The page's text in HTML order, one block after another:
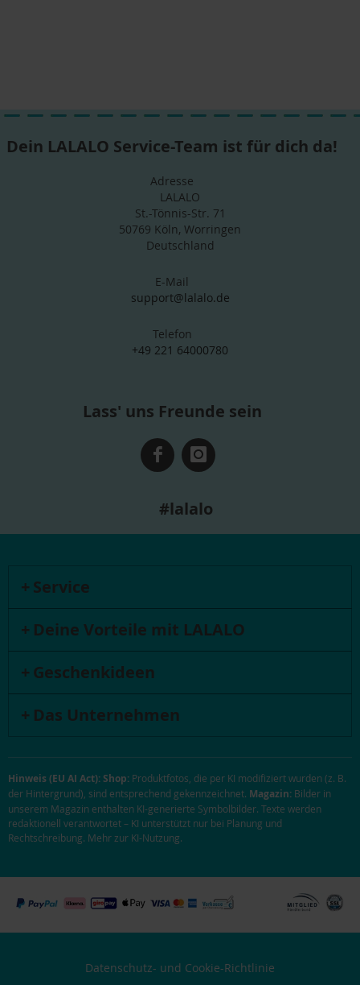
Dein LALALO Service-Team ist für dich da!
Adresse
LALALO
St.-Tönnis-Str. 71
50769 Köln, Worringen
Deutschland
E-Mail
support@lalalo.de
Telefon
+49 221 64000780
Lass' uns Freunde sein
#lalalo
Service
Deine Vorteile mit LALALO
Geschenkideen
Das Unternehmen
Hinweis (EU AI Act):Shop: Produktfotos, die per KI modifiziert wurden (z. B.
der Hintergrund), sind entsprechend gekennzeichnet. Magazin: Bilder in
unserem Magazin enthalten KI-generierte Symbolbilder. Texte werden
redaktionell verantwortet – KI unterstützt nur bei Planung und
Rechtschreibung. Mehr zur KI-Nutzung.
Datenschutz- und Cookie-Richtlinie